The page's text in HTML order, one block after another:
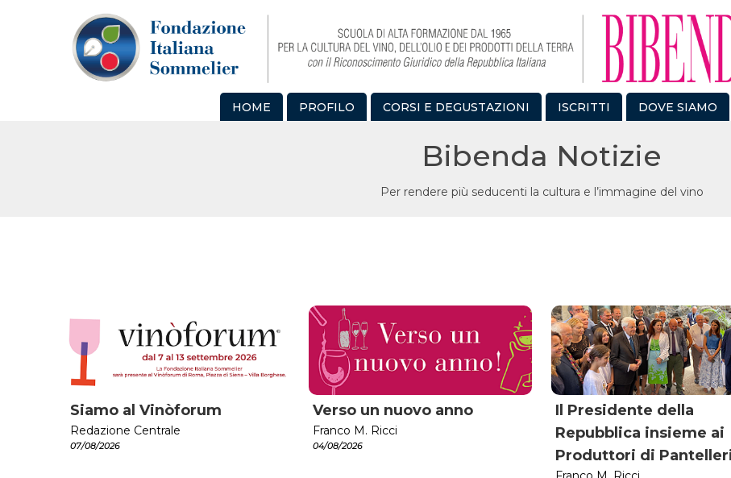
HOME PROFILO CORSI E DEGUSTAZIONI ISCRITTI DOVE SIAMO
Bibenda Notizie
Per rendere più seducenti la cultura e l’immagine del vino
Siamo al Vinòforum
Redazione Centrale
07/08/2026
Verso un nuovo anno
Franco M. Ricci
04/08/2026
Il Presidente della
Repubblica insieme ai
Produttori di